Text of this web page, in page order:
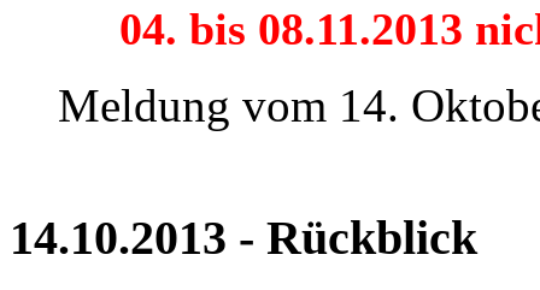
04. bis 08.11.2013
Meldung vom 14.
14.10.2013 - Rückblick